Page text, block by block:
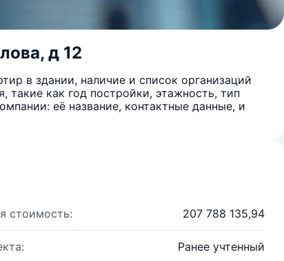
д 12
в здании, наличие и список организаций
как год постройки, этажность, тип
её название, контактные данные, и
стоимость: 207 788 135,94
Ранее учтенный